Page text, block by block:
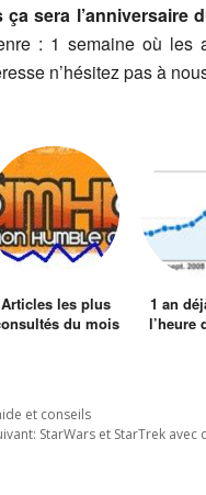
ça sera l’anniversaire
: 1 semaine où les
n’hésitez pas à
Articles les plus
du mois
1 an
l’heure
et conseils
StarWars et StarTrek avec